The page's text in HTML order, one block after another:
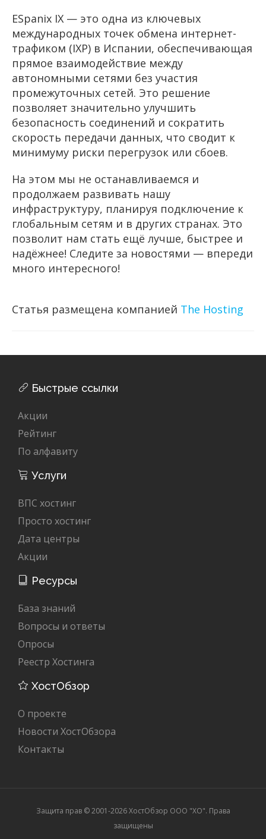
ESpanix IX — это одна из ключевых
международных точек обмена интернет-
трафиком (IXP) в Испании, обеспечивающая
прямое взаимодействие между
автономными сетями без участия
промежуточных сетей. Это решение
позволяет значительно улучшить
безопасность соединений и сократить
скорость передачи данных, что сводит к
минимуму риски перегрузок или сбоев.
На этом мы не останавливаемся и
продолжаем развивать нашу
инфраструктуру, планируя подключение к
глобальным сетям и в других странах. Это
позволит нам стать ещё лучше, быстрее и
надёжнее! Следите за новостями — впереди
много интересного!
Статья размещена компанией The Hosting
Быстрые ссылки
Акции
Рейтинг
По алфавиту
Услуги
ВПС хостинг
Просто хостинг
Дата центры
Акции
Ресурсы
База знаний
Вопросы и ответы
Опросы
Реестр Хостинга
ХостОбзор
О проекте
Новости ХостОбзора
Контакты
Защита прав © 2001-2026 ХостОбзор ООО "XO". Права
защищены